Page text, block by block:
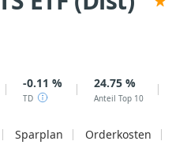
-0.11 %
TD
24.75 %
Anteil Top 10
Sparplan Orderkosten